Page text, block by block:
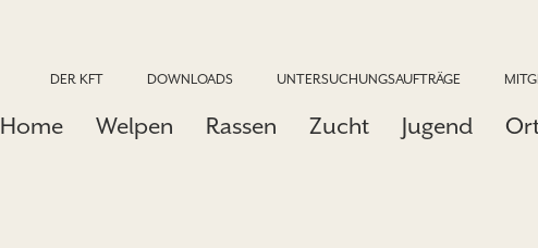
DER KFT DOWNLOADS UNTERSUCHUNGSAUFTRÄGE
Home Welpen Rassen Zucht Jugend